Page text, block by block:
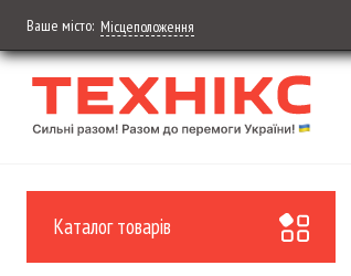
Ваше місто: Місцеположення
Каталог товарів